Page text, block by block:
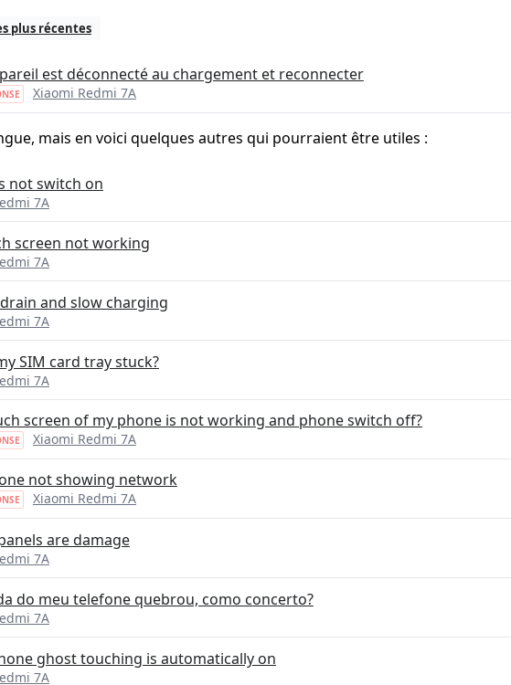
plus récentes
est déconnecté au chargement et reconnecter
Xiaomi Redmi 7A
mais en voici quelques autres qui pourraient être utiles :
not switch on
7A
screen not working
7A
and slow charging
7A
SIM card tray stuck?
7A
screen of my phone is not working and phone switch off?
Xiaomi Redmi 7A
not showing network
Xiaomi Redmi 7A
are damage
7A
do meu telefone quebrou, como concerto?
7A
ghost touching is automatically on
7A